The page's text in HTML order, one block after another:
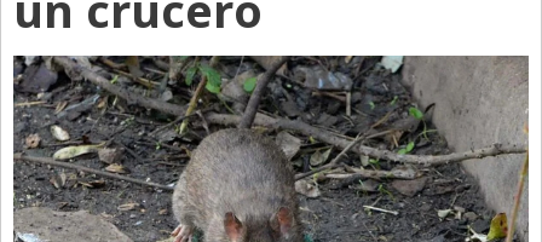
De Bolsillo
Diarios de Argentina
Diarios del Mundo
Directivos
Ecología y Ambiente
Economía